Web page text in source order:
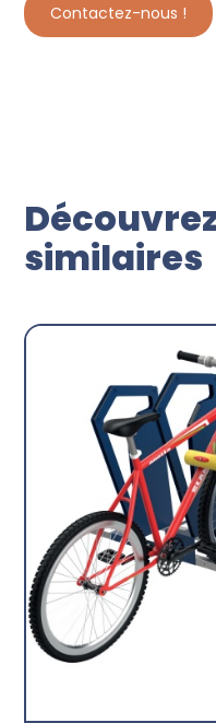
Contactez-nous !
similaires